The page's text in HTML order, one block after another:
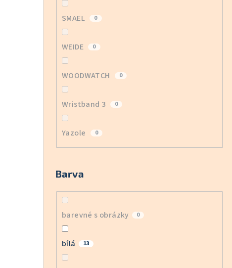
SMAEL 0
WEIDE 0
WOODWATCH 0
Wristband 3 0
Yazole 0
Barva
barevné s obrázky 0
bílá 13